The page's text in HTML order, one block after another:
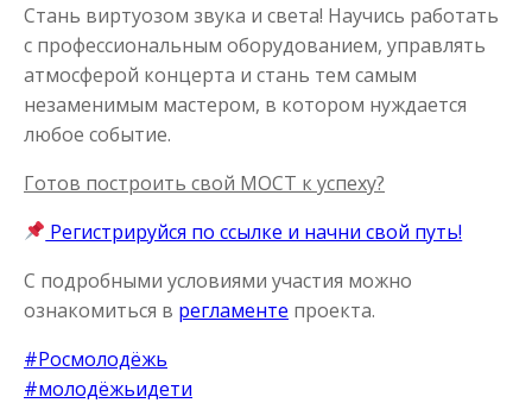
Стань виртуозом звука и света! Научись работать
с профессиональным оборудованием, управлять
атмосферой концерта и стань тем самым
незаменимым мастером, в котором нуждается
любое событие.
Готов построить свой МОСТ к успеху?
Регистрируйся по ссылке и начни свой путь!
С подробными условиями участия можно
ознакомиться в регламенте проекта.
#Росмолодёжь
#молодёжьидети